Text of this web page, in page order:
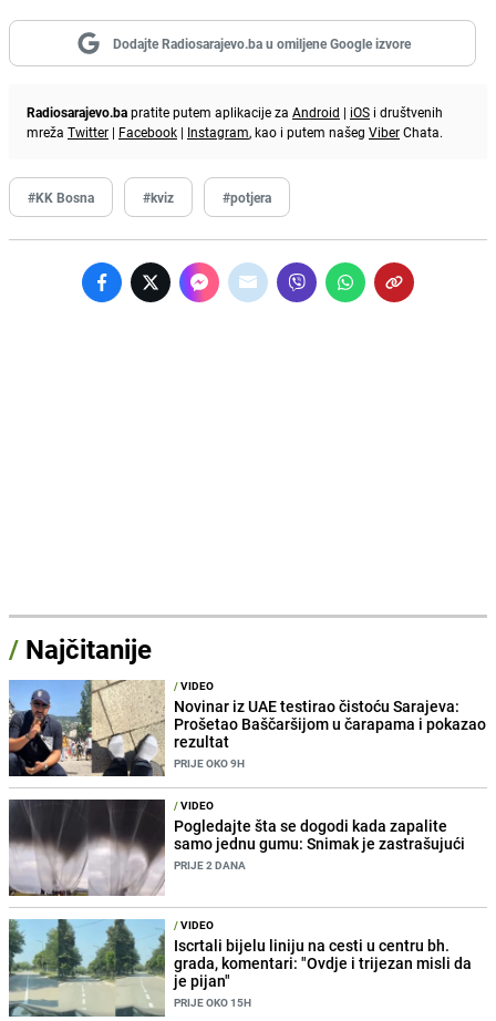
Dodajte Radiosarajevo.ba u omiljene Google izvore
Radiosarajevo.bapratite putem aplikacije za Android | iOS i društvenih
mreža Twitter | Facebook | Instagram, kao i putem našeg ViberChata.
#KK Bosna #kviz #potjera
/ Najčitanije
/VIDEO
Novinar iz UAE testirao čistoću Sarajeva:
Prošetao Baščaršijom u čarapama i pokazao
rezultat
PRIJE OKO 9H
/VIDEO
Pogledajte šta se dogodi kada zapalite
samo jednu gumu: Snimak je zastrašujući
PRIJE 2 DANA
/VIDEO
Iscrtali bijelu liniju na cesti u centru bh.
grada, komentari: "Ovdje i trijezan misli da
je pijan"
PRIJE OKO 15H